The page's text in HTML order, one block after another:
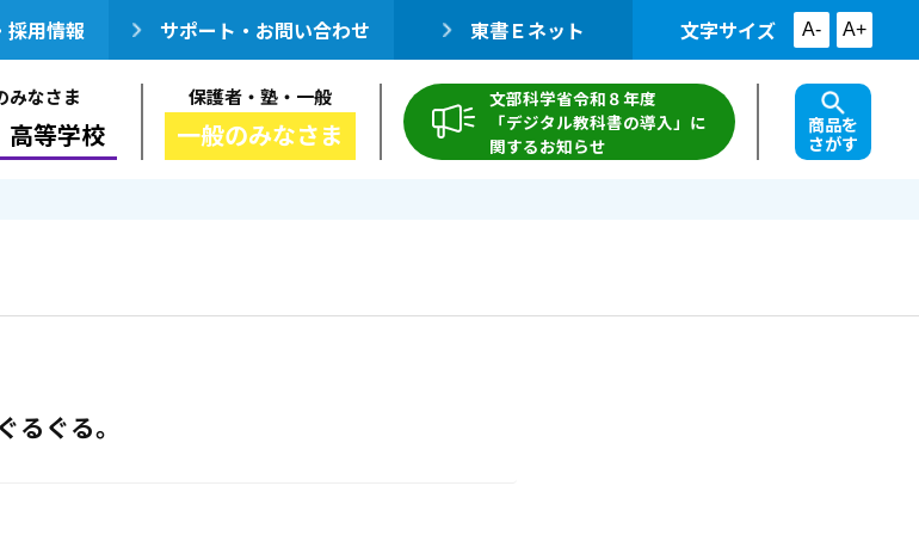
採用情報 サポート・お問い合わせ 東書Ｅネット 文字サイズ A- A+
みなさま
高等学校
保護者・塾・一般
一般のみなさま
文部科学省令和８年度
「デジタル教科書の導入」に
関するお知らせ
商品を
さがす
ぐる。